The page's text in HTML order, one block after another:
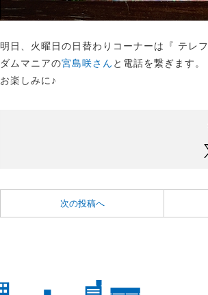
明日、火曜日の日替わりコーナーは『 テレ
ダムマニアの宮島咲さん と電話を繋ぎます。
お楽しみに♪
次の投稿へ